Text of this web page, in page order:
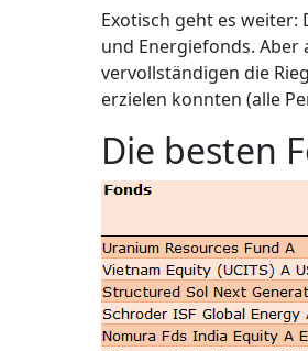
Exotisch geht es weiter:
und Energiefonds. Aber
vervollständigen die
erzielen konnten (alle
Die besten